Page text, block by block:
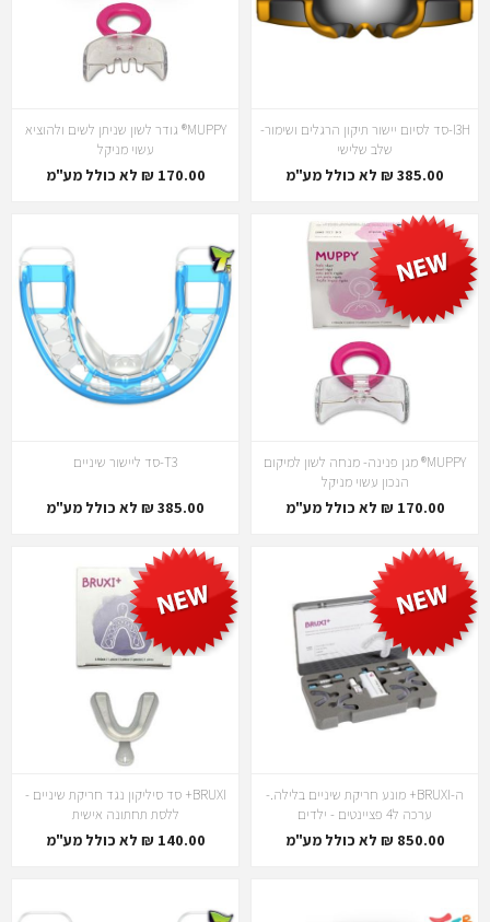
I3H-סד לסיום יישור תיקון הרגלים ושימור-
שלב שלישי
385.00 ₪ לא כולל מע"מ
MUPPY® גודר לשון שניתן לשים ולהוציא
עשוי מניקל
170.00 ₪ לא כולל מע"מ
MUPPY® מגן פנינה- מנחה לשון למיקום
הנכון עשוי מניקל
170.00 ₪ לא כולל מע"מ
T3-סד ליישור שיניים
385.00 ₪ לא כולל מע"מ
ה-BRUXI+ מונע חריקת שיניים בלילה.-
ערכה ל4 פציינטים - ילדים
850.00 ₪ לא כולל מע"מ
BRUXI+ סד סיליקון נגד חריקת שיניים -
ללסת תחתונה אישית
140.00 ₪ לא כולל מע"מ